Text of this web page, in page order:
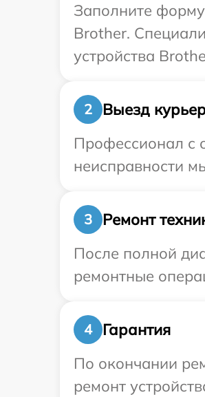
Заполните
Brother.
устройства
2
Выезд
Профессионал с
неисправности
3
Ремонт
После полной
ремонтные
4
Гарантия
По окончании
ремонт